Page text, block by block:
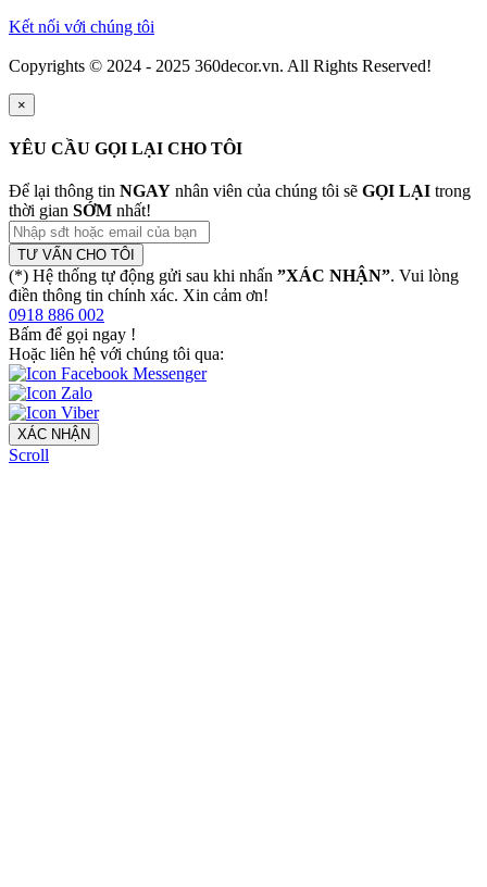
Kết nối với chúng tôi
Copyrights © 2024 - 2025 360decor.vn. All Rights Reserved!
×
YÊU CẦU GỌI LẠI CHO TÔI
Để lại thông tin NGAY nhân viên của chúng tôi sẽ GỌI LẠI trong
thời gian SỚM nhất!
TƯ VẤN CHO TÔI
(*) Hệ thống tự động gửi sau khi nhấn ”XÁC NHẬN”. Vui lòng
điền thông tin chính xác. Xin cảm ơn!
0918 886 002
Bấm để gọi ngay !
Hoặc liên hệ với chúng tôi qua:
XÁC NHẬN
Scroll